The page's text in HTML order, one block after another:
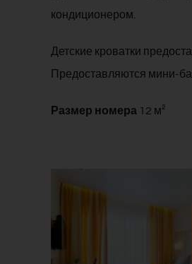
кондиционером.
Детские кроватки
Предоставляются мини-
Размер номера 12 м²